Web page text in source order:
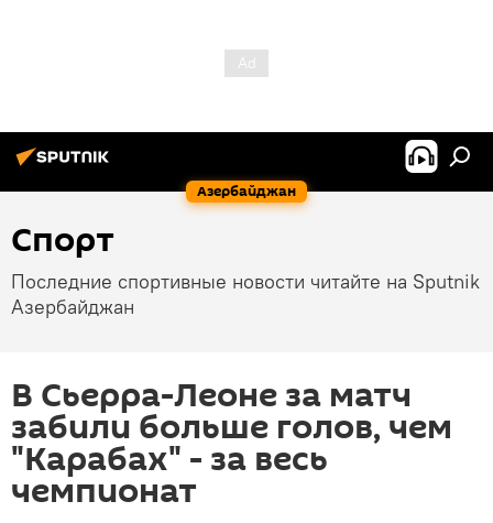
Азербайджан
Спорт
Последние спортивные новости читайте на Sputnik
Азербайджан
В Сьерра-Леоне за матч
забили больше голов, чем
"Карабах" - за весь
чемпионат